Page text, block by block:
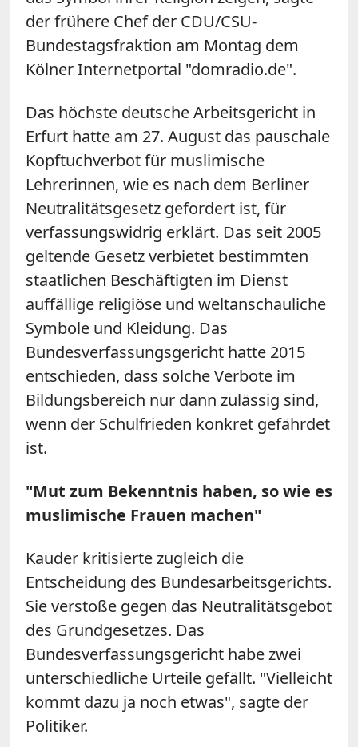
der frühere Chef der CDU/CSU-
Bundestagsfraktion am Montag dem
Kölner Internetportal "domradio.de".
Das höchste deutsche Arbeitsgericht in
Erfurt hatte am 27. August das pauschale
Kopftuchverbot für muslimische
Lehrerinnen, wie es nach dem Berliner
Neutralitätsgesetz gefordert ist, für
verfassungswidrig erklärt. Das seit 2005
geltende Gesetz verbietet bestimmten
staatlichen Beschäftigten im Dienst
auffällige religiöse und weltanschauliche
Symbole und Kleidung. Das
Bundesverfassungsgericht hatte 2015
entschieden, dass solche Verbote im
Bildungsbereich nur dann zulässig sind,
wenn der Schulfrieden konkret gefährdet
ist.
"Mut zum Bekenntnis haben, so wie es
muslimische Frauen machen"
Kauder kritisierte zugleich die
Entscheidung des Bundesarbeitsgerichts.
Sie verstoße gegen das Neutralitätsgebot
des Grundgesetzes. Das
Bundesverfassungsgericht habe zwei
unterschiedliche Urteile gefällt. "Vielleicht
kommt dazu ja noch etwas", sagte der
Politiker.